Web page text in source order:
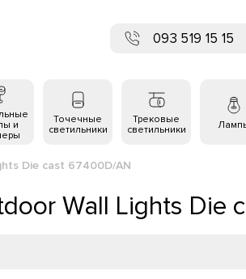
093 519 15 15
и
Точечные
светильники
Трековые
светильники
Die cast 67400D/AN
Wall Lights Die